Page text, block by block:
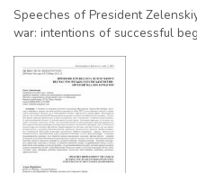
Speeches of President
war: intentions of successful